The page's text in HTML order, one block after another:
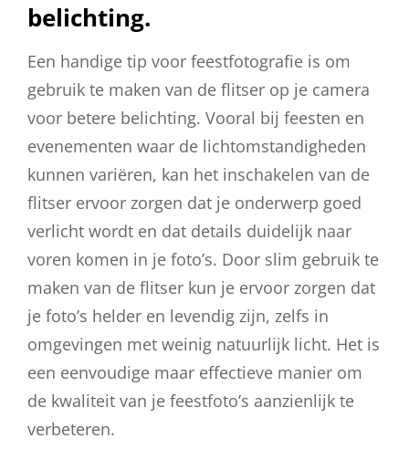
belichting.
Een handige tip voor feestfotografie is om
gebruik te maken van de flitser op je camera
voor betere belichting. Vooral bij feesten en
evenementen waar de lichtomstandigheden
kunnen variëren, kan het inschakelen van de
flitser ervoor zorgen dat je onderwerp goed
verlicht wordt en dat details duidelijk naar
voren komen in je foto’s. Door slim gebruik te
maken van de flitser kun je ervoor zorgen dat
je foto’s helder en levendig zijn, zelfs in
omgevingen met weinig natuurlijk licht. Het is
een eenvoudige maar effectieve manier om
de kwaliteit van je feestfoto’s aanzienlijk te
verbeteren.